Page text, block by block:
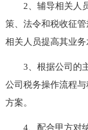
2、辅导相关人员
策、法令和税收征
相关人员提高其业务
3、根据公司的主
公司税务操作流程
方案。
4、配合甲方对纳